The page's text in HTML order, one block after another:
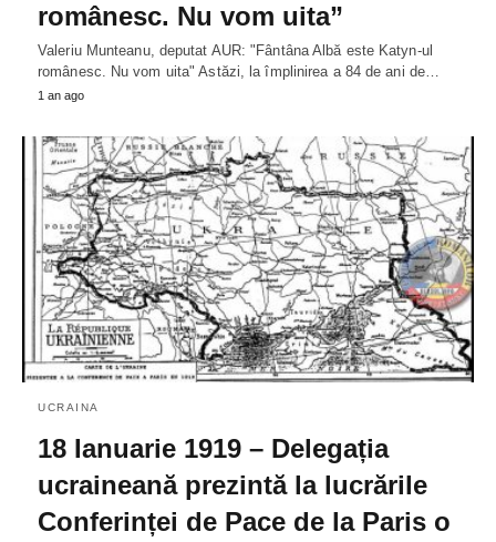
românesc. Nu vom uita”
Valeriu Munteanu, deputat AUR: "Fântâna Albă este Katyn-ul
românesc. Nu vom uita" Astăzi, la împlinirea a 84 de ani de…
1 an ago
UCRAINA
18 Ianuarie 1919 – Delegația
ucraineană prezintă la lucrările
Conferinței de Pace de la Paris o